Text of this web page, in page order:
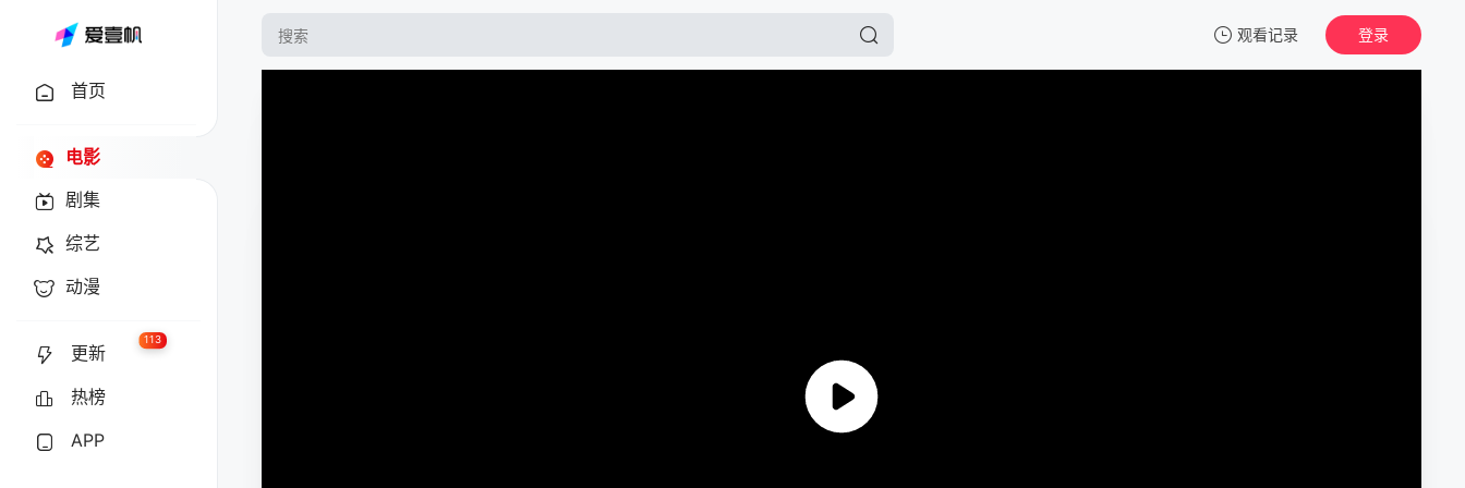
观看记录 登录
首页
电影
剧集
综艺
动漫
更新
113
热榜
APP